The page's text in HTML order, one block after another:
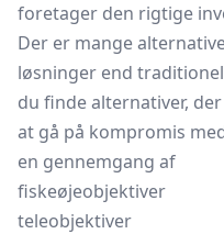
foretager den rigtige
Der er mange
løsninger end
du finde alternativer,
at gå på kompromis
en gennemgang af
fiskeøjeobjektiver
teleobjektiver